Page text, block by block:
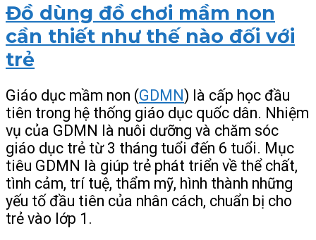
Đồ dùng đồ chơi mầm non
cần thiết như thế nào đối với
trẻ
Giáo dục mầm non (GDMN ) là cấp học đầu
tiên trong hệ thống giáo dục quốc dân. Nhiệm
vụ của GDMN là nuôi dưỡng và chăm sóc
giáo dục trẻ từ 3 tháng tuổi đến 6 tuổi. Mục
tiêu GDMN là giúp trẻ phát triển về thể chất,
tình cảm, trí tuệ, thẩm mỹ, hình thành những
yếu tố đầu tiên của nhân cách, chuẩn bị cho
trẻ vào lớp 1.